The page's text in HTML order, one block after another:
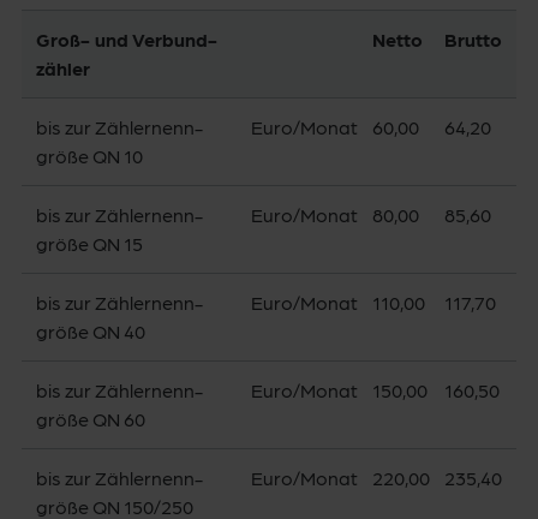
Groß- und Verbund­
zähler
Netto Brutto
bis zur Zählernenn­
größe QN 10
Euro/­Monat 60,00 64,20
bis zur Zählernenn­
größe QN 15
Euro/­Monat 80,00 85,60
bis zur Zählernenn­
größe QN 40
Euro/­Monat 110,00 117,70
bis zur Zählernenn­
größe QN 60
Euro/­Monat 150,00 160,50
bis zur Zählernenn­
größe QN 150/250
Euro/­Monat 220,00 235,40